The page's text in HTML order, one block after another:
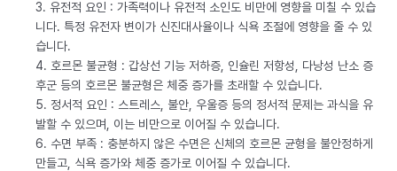
3. 유전적 요인 : 가족력이나 유전적 소인도 비만에 영향을 미칠 수 있습
니다. 특정 유전자 변이가 신진대사율이나 식욕 조절에 영향을 줄 수 있
습니다.
4. 호르몬 불균형 : 갑상선 기능 저하증, 인슐린 저항성, 다낭성 난소 증
후군 등의 호르몬 불균형은 체중 증가를 초래할 수 있습니다.
5. 정서적 요인 : 스트레스, 불안, 우울증 등의 정서적 문제는 과식을 유
발할 수 있으며, 이는 비만으로 이어질 수 있습니다.
6. 수면 부족 : 충분하지 않은 수면은 신체의 호르몬 균형을 불안정하게
만들고, 식욕 증가와 체중 증가로 이어질 수 있습니다.